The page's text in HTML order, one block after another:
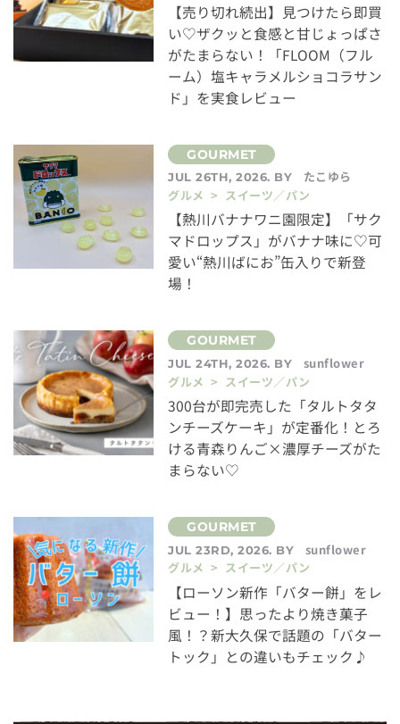
【売り切れ続出】見つけたら即買
い♡ザクッと食感と甘じょっぱさ
がたまらない！「FLOOM（フル
ーム）塩キャラメルショコラサン
ド」を実食レビュー
JUL 26TH, 2026. BY
たこゆら
グルメ > スイーツ／パン
【熱川バナナワニ園限定】「サク
マドロップス」がバナナ味に♡可
愛い“熱川ばにお”缶入りで新登
場！
JUL 24TH, 2026. BY
sunflower
グルメ > スイーツ／パン
300台が即完売した「タルトタタ
ンチーズケーキ」が定番化！とろ
ける青森りんご×濃厚チーズがた
まらない♡
JUL 23RD, 2026. BY
sunflower
グルメ > スイーツ／パン
【ローソン新作「バター餅」をレ
ビュー！】思ったより焼き菓子
風！？新大久保で話題の「バター
トック」との違いもチェック♪